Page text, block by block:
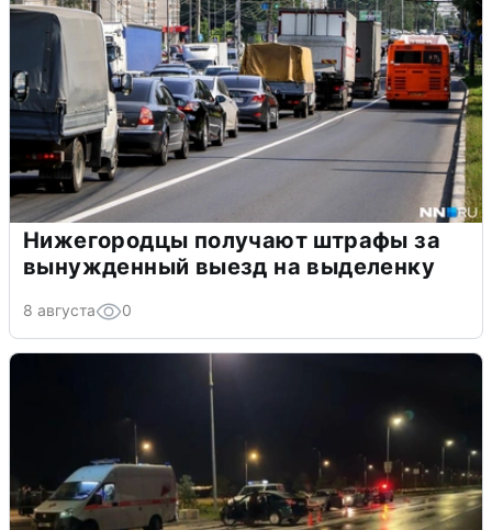
Нижегородцы получают штрафы за
вынужденный выезд на выделенку
8 августа 0